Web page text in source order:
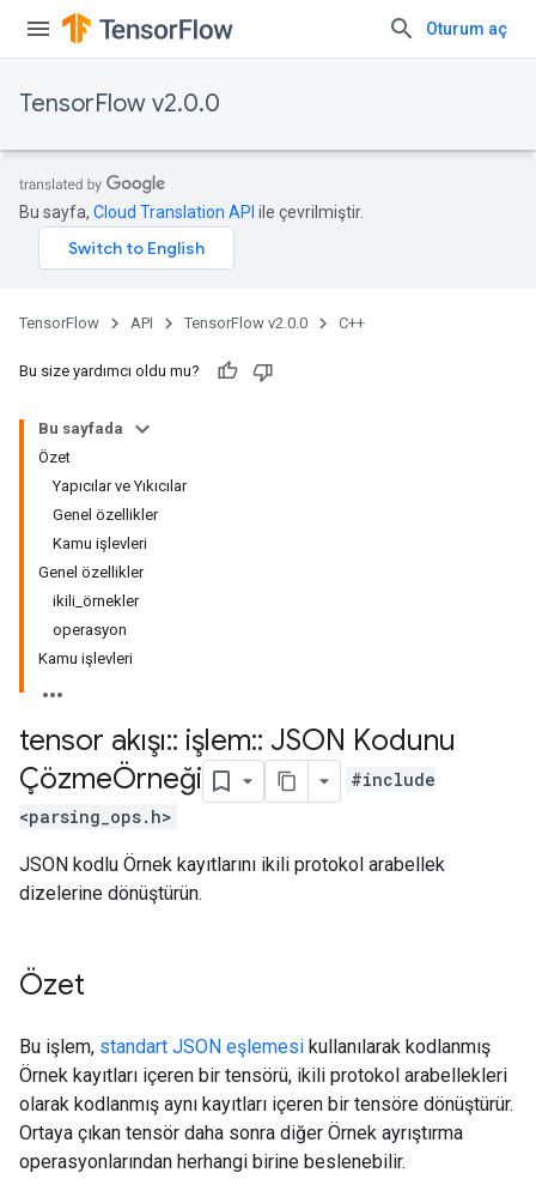
Oturum aç
TensorFlow v2.0.0
Bu sayfa, Cloud Translation API ile çevrilmiştir.
TensorFlow API TensorFlow v2.0.0 C++
Bu size yardımcı oldu mu?
Bu sayfada
Özet
Yapıcılar ve Yıkıcılar
Genel özellikler
Kamu işlevleri
Genel özellikler
ikili_örnekler
operasyon
Kamu işlevleri
tensor akışı:: işlem:: JSON Kodunu
ÇözmeÖrneği
#include
<parsing_ops.h>
JSON kodlu Örnek kayıtlarını ikili protokol arabellek
dizelerine dönüştürün.
Özet
Bu işlem, standart JSON eşlemesi kullanılarak kodlanmış
Örnek kayıtları içeren bir tensörü, ikili protokol arabellekleri
olarak kodlanmış aynı kayıtları içeren bir tensöre dönüştürür.
Ortaya çıkan tensör daha sonra diğer Örnek ayrıştırma
operasyonlarından herhangi birine beslenebilir.